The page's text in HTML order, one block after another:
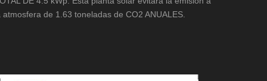
atmosfera de 1.63 toneladas de CO2 ANUALES.